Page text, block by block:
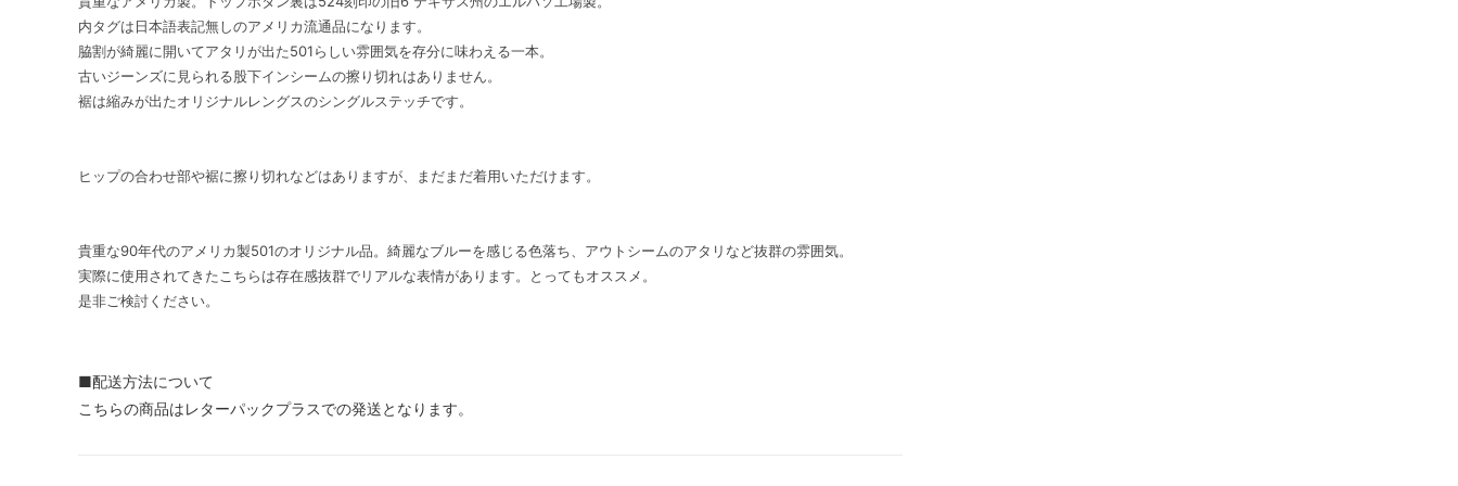
内タグは日本語表記無しのアメリカ流通品になります。
脇割が綺麗に開いてアタリが出た501らしい雰囲気を存分に味わえる一本。
古いジーンズに見られる股下インシームの擦り切れはありません。
裾は縮みが出たオリジナルレングスのシングルステッチです。
ヒップの合わせ部や裾に擦り切れなどはありますが、まだまだ着用いただけます。
貴重な90年代のアメリカ製501のオリジナル品。綺麗なブルーを感じる色落ち、アウトシームのアタリなど抜群の雰囲気。
実際に使用されてきたこちらは存在感抜群でリアルな表情があります。とってもオススメ。
是非ご検討ください。
■配送方法について
こちらの商品はレターパックプラスでの発送となります。